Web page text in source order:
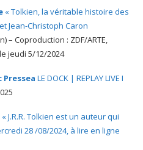
« Tolkien, la véritable histoire des
Jean-Christoph Caron
– Coproduction : ZDF/ARTE,
jeudi 5/12/2024
Pressea LE DOCK | REPLAY LIVE I
J.R.R. Tolkien est un auteur qui
28 /08/2024, à lire en ligne